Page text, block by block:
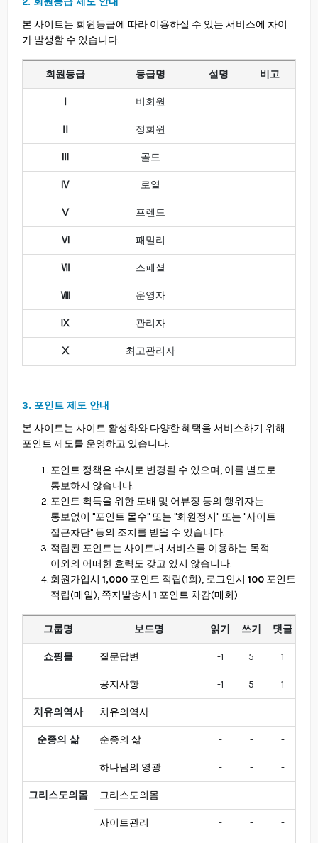
본 사이트는 회원등급에 따라 이용하실 수 있는 서비스에 차이
가 발생할 수 있습니다.
회원등급 등급명 설명 비고
Ⅰ 비회원
Ⅱ 정회원
Ⅲ 골드
Ⅳ 로열
Ⅴ 프렌드
Ⅵ 패밀리
Ⅶ 스페셜
Ⅷ 운영자
Ⅸ 관리자
Ⅹ 최고관리자
3. 포인트 제도 안내
본 사이트는 사이트 활성화와 다양한 혜택을 서비스하기 위해
포인트 제도를 운영하고 있습니다.
포인트 정책은 수시로 변경될 수 있으며, 이를 별도로
통보하지 않습니다.
포인트 획득을 위한 도배 및 어뷰징 등의 행위자는
통보없이 "포인트 몰수" 또는 "회원정지" 또는 "사이트
접근차단" 등의 조치를 받을 수 있습니다.
적립된 포인트는 사이트내 서비스를 이용하는 목적
이외의 어떠한 효력도 갖고 있지 않습니다.
회원가입시 1,000 포인트 적립(1회), 로그인시 100 포인트
적립(매일), 쪽지발송시 1 포인트 차감(매회)
그룹명 보드명 읽기 쓰기 댓글
쇼핑몰 질문답변 -1 5 1
공지사항 -1 5 1
치유의역사 치유의역사 - - -
순종의 삶 순종의 삶 - - -
하나님의 영광 - - -
그리스도의몸 그리스도의몸 - - -
사이트관리 - - -